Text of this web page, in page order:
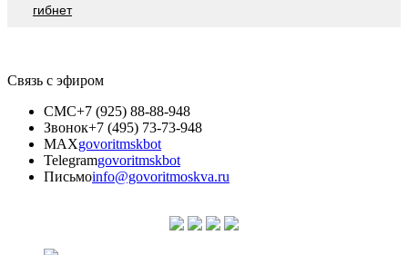
гибнет
Связь с эфиром
СМС+7 (925) 88-88-948
Звонок+7 (495) 73-73-948
MAXgovoritmskbot
Telegramgovoritmskbot
Письмоinfo@govoritmoskva.ru